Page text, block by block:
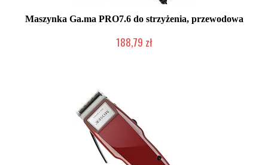
Maszynka Ga.ma PRO7.6 do strzyżenia, przewodowa
188,79 zł